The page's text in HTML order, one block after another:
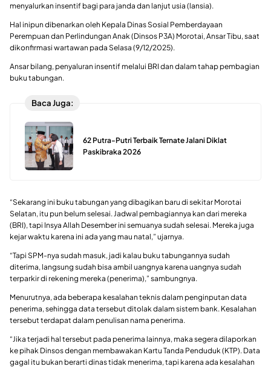
menyalurkan insentif bagi para janda dan lanjut usia (lansia).
Hal inipun dibenarkan oleh Kepala Dinas Sosial Pemberdayaan
Perempuan dan Perlindungan Anak (Dinsos P3A) Morotai, Ansar Tibu, saat
dikonfirmasi wartawan pada Selasa (9/12/2025).
Ansar bilang, penyaluran insentif melalui BRI dan dalam tahap pembagian
buku tabungan.
Baca Juga:
62 Putra-Putri Terbaik Ternate Jalani Diklat
Paskibraka 2026
“Sekarang ini buku tabungan yang dibagikan baru di sekitar Morotai
Selatan, itu pun belum selesai. Jadwal pembagiannya kan dari mereka
(BRI), tapi Insya Allah Desember ini semuanya sudah selesai. Mereka juga
kejar waktu karena ini ada yang mau natal,” ujarnya.
“Tapi SPM-nya sudah masuk, jadi kalau buku tabungannya sudah
diterima, langsung sudah bisa ambil uangnya karena uangnya sudah
terparkir di rekening mereka (penerima),” sambungnya.
Menurutnya, ada beberapa kesalahan teknis dalam penginputan data
penerima, sehingga data tersebut ditolak dalam sistem bank. Kesalahan
tersebut terdapat dalam penulisan nama penerima.
“Jika terjadi hal tersebut pada penerima lainnya, maka segera dilaporkan
ke pihak Dinsos dengan membawakan Kartu Tanda Penduduk (KTP). Data
gagal itu bukan berarti dinas tidak menerima, tapi karena ada kesalahan